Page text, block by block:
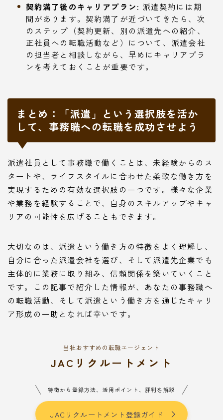
契約満了後のキャリアプラン: 派遣契約には期
間があります。契約満了が近づいてきたら、次
のステップ（契約更新、別の派遣先への紹介、
正社員への転職活動など）について、派遣会社
の担当者と相談しながら、早めにキャリアプラ
ンを考えておくことが重要です。
まとめ：「派遣」という選択肢を活か
して、事務職への転職を成功させよう
派遣社員として事務職で働くことは、未経験からのス
タートや、ライフスタイルに合わせた柔軟な働き方を
実現するための有効な選択肢の一つです。様々な企業
や業務を経験することで、自身のスキルアップやキャ
リアの可能性を広げることもできます。
大切なのは、派遣という働き方の特徴をよく理解し、
自分に合った派遣会社を選び、そして派遣先企業でも
主体的に業務に取り組み、信頼関係を築いていくこと
です。この記事で紹介した情報が、あなたの事務職へ
の転職活動、そして派遣という働き方を通じたキャリ
ア形成の一助となれば幸いです。
当社おすすめの転職エージェント
JACリクルートメント
特徴から登録方法、活用ポイント、評判を解説
JACリクルートメント登録ガイド